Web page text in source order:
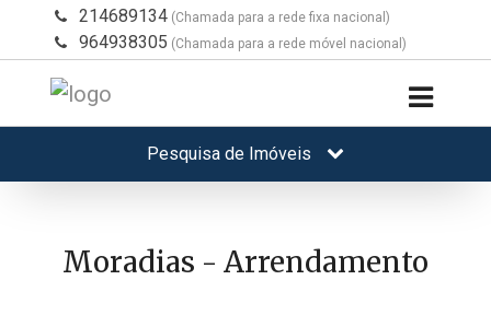
214689134 (Chamada para a rede fixa nacional)
964938305 (Chamada para a rede móvel nacional)
Pesquisa de Imóveis
Moradias - Arrendamento